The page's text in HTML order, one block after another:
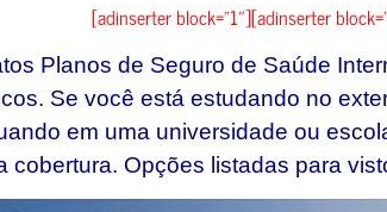
[adinserter block=”1″][adinserter
Planos de Seguro de Saúde
Se você está estudando no
em uma universidade ou
cobertura. Opções listadas para